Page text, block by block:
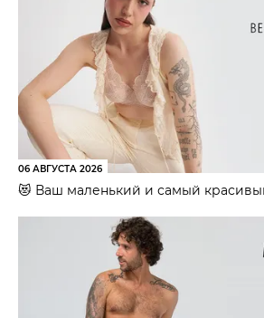
06 АВГУСТА 2026
😻 Ваш маленький и самый